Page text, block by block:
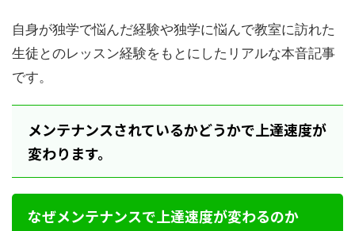
自身が独学で悩んだ経験や独学に悩んで教室に訪れた
生徒とのレッスン経験をもとにしたリアルな本音記事
です。
メンテナンスされているかどうかで上達速度が
変わります。
なぜメンテナンスで上達速度が変わるのか